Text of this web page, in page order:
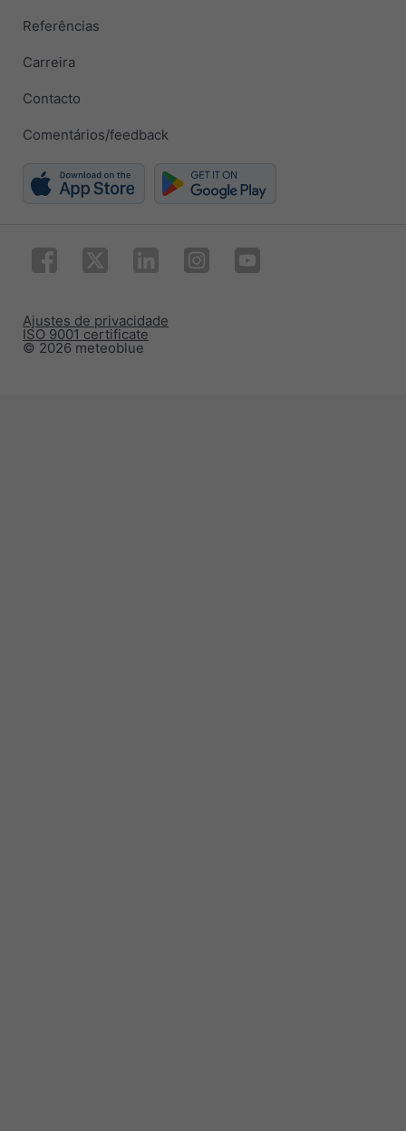
Referências
Carreira
Contacto
Comentários/feedback
© 2026 meteoblue
ISO 9001 certificate
Ajustes de privacidade